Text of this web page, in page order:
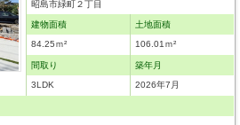
昭島市緑町２丁目
建物面積
84.25ｍ²
土地面積
106.01ｍ²
間取り
3LDK
築年月
2026年7月